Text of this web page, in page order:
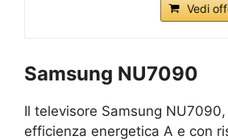
Vedi
Samsung NU7090
Il televisore Samsung
efficienza energetica A e con